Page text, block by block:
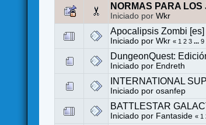
NORMAS PARA
Iniciado porWkr
Apocalipsis Zombi [es]
Iniciado porWkr « 1 2 3 ...9
DungeonQuest:
Iniciado por Endreth
INTERNATIONAL
Iniciado porosanfep
BATTLESTAR
Iniciado por Fantaside « 1